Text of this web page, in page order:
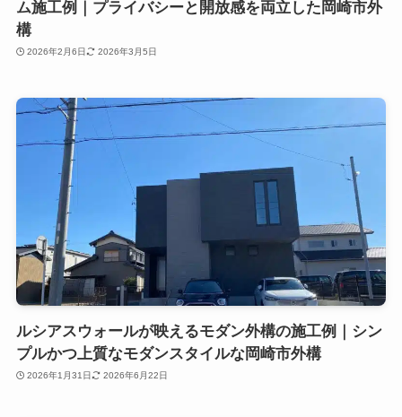
ム施工例｜プライバシーと開放感を両立した岡崎市外
構
2026年2月6日 2026年3月5日
ルシアスウォールが映えるモダン外構の施工例｜シン
プルかつ上質なモダンスタイルな岡崎市外構
2026年1月31日 2026年6月22日